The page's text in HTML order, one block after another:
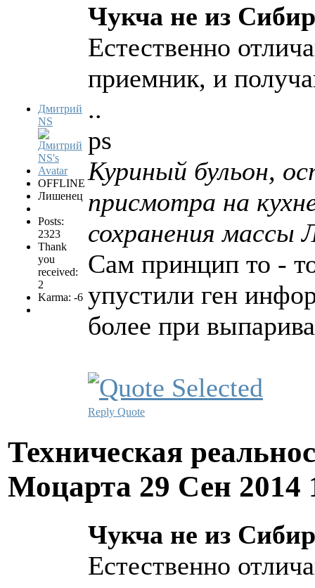
Дмитрий
NS
OFFLINE
Лишенец
Posts:
2323
Thank
you
received:
2
Karma: -6
Чукча не из
Естественно
приемник, и
..
ps
Куриный бульон,
присмотра на
сохранения массы
Сам принцип то -
упустили ген
более при
Reply Quote
Техническая
Моцарта 29 Сен 2014
Чукча не из
Естественно